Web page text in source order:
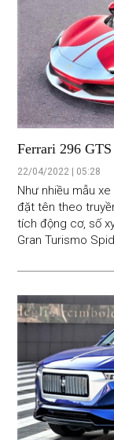
Ferrari 296
22/04/2022 | 05:28
Như nhiều mẫu
đặt tên theo
tích động cơ, số
Gran Turismo
mã lực.